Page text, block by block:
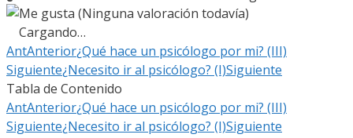
(Ninguna valoración todavía)
Cargando…
AntAnterior¿Qué hace un psicólogo por mi? (III)
Siguiente¿Necesito ir al psicólogo? (I)Siguiente
Tabla de Contenido
AntAnterior¿Qué hace un psicólogo por mi? (III)
Siguiente¿Necesito ir al psicólogo? (I)Siguiente